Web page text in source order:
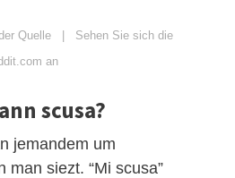
Quelle | Sehen Sie sich die
an
scusa?
jemandem um
man siezt. “Mi scusa”